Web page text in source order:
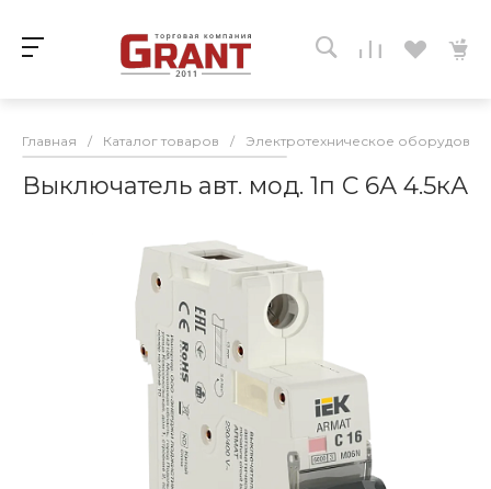
Главная / Каталог товаров / Электротехническое
Выключатель авт. мод. 1п C 6А 4.5кА